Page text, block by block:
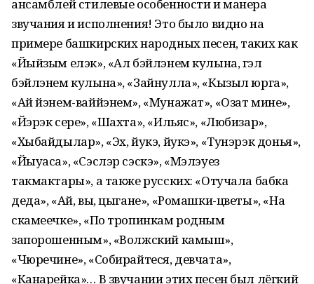
ансамблей стилевые особенности и манера
звучания и исполнения! Это было видно на
примере башкирских народных песен, таких как
«Йыйзым елэк», «Ал бэйлэнем кулына, гэл
бэйлэнем кулына», «Зайнулла», «Кызыл юрга»,
«Ай йэнем-ваййэнем», «Мунажат», «Озат мине»,
«Йэрэк сере», «Шахта», «Ильяс», «Любизар»,
«Хыбайдылар», «Эх, йукэ, йукэ», «Тунэрэк донья»,
«Йыуаса», «Сэслэр сэскэ», «Мэлэуез
такмактары», а также русских: «Отучала бабка
деда», «Ай, вы, цыгане», «Ромашки-цветы», «На
скамеечке», «По тропинкам родным
запорошенным», «Волжский камыш»,
«Чюречине», «Собирайтеся, девчата»,
«Канарейка»… В звучании этих песен был лёгкий